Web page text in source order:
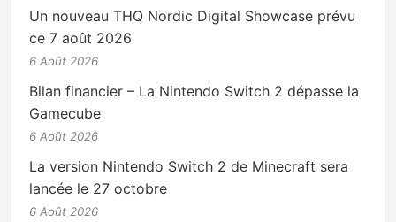
Un nouveau THQ Nordic Digital Showcase prévu
ce 7 août 2026
6 Août 2026
Bilan financier – La Nintendo Switch 2 dépasse la
Gamecube
6 Août 2026
La version Nintendo Switch 2 de Minecraft sera
lancée le 27 octobre
6 Août 2026